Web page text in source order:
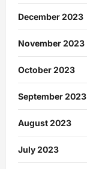
December 2023
November 2023
October 2023
September 2023
August 2023
July 2023